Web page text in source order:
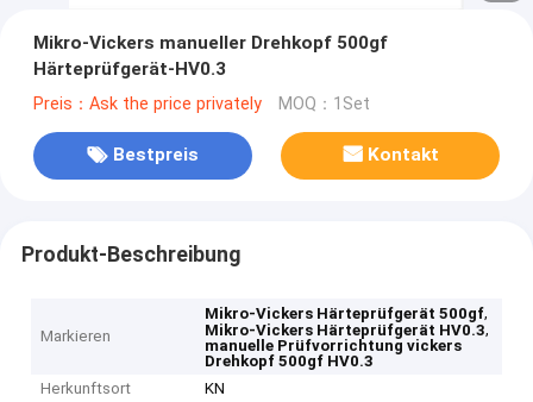
Mikro-Vickers manueller Drehkopf 500gf
Härteprüfgerät-HV0.3
Preis：Ask the price privately MOQ：1Set
Bestpreis Kontakt
Produkt-Beschreibung
Markieren
Mikro-Vickers Härteprüfgerät 500gf,
Mikro-Vickers Härteprüfgerät HV0.3,
manuelle Prüfvorrichtung vickers
Drehkopf 500gf HV0.3
Herkunftsort
KN